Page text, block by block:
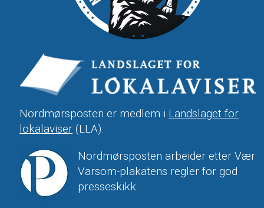
Nordmørsposten er medlem i Landslaget for
lokalaviser (LLA).
Nordmørsposten arbeider etter Vær
Varsom-plakatens regler for god
presseskikk.